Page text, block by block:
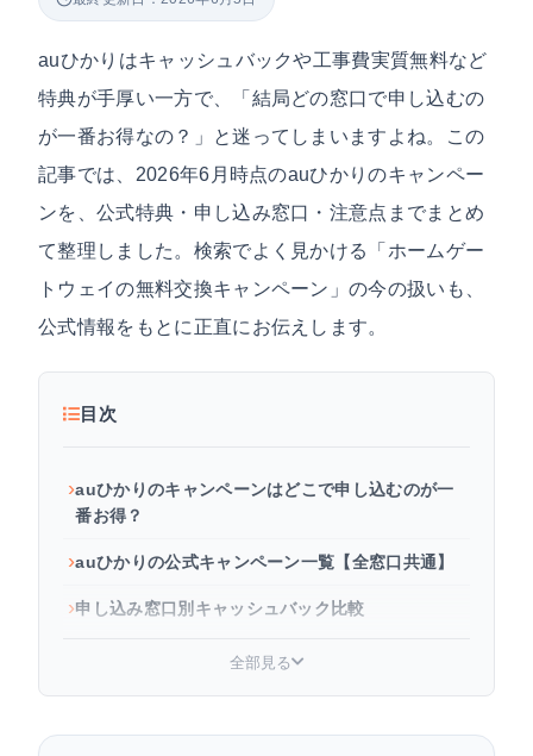
auひかりはキャッシュバックや工事費実質無料など
特典が手厚い一方で、「結局どの窓口で申し込むの
が一番お得なの？」と迷ってしまいますよね。この
記事では、2026年6月時点のauひかりのキャンペー
ンを、公式特典・申し込み窓口・注意点までまとめ
て整理しました。検索でよく見かける「ホームゲー
トウェイの無料交換キャンペーン」の今の扱いも、
公式情報をもとに正直にお伝えします。
目次
auひかりのキャンペーンはどこで申し込むのが一
番お得？
auひかりの公式キャンペーン一覧【全窓口共通】
申し込み窓口別キャッシュバック比較
auスマートバリュー／自宅セット割でスマホ代も
全部見る